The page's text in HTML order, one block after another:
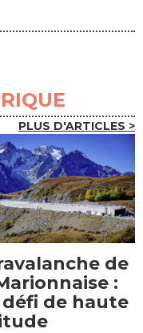
PLUS D'ARTICLES >
de
:
de haute